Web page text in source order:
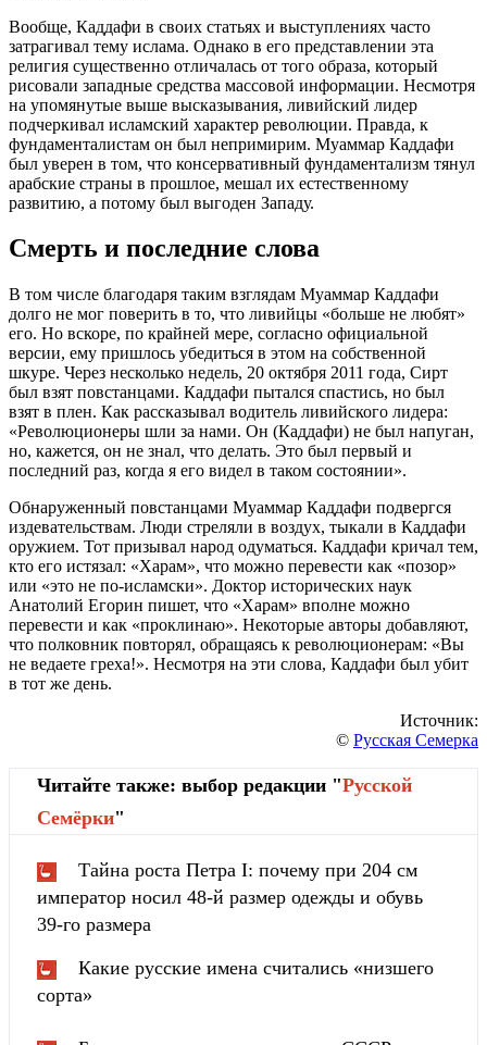
Вообще, Каддафи в своих статьях и выступлениях часто
затрагивал тему ислама. Однако в его представлении эта
религия существенно отличалась от того образа, который
рисовали западные средства массовой информации. Несмотря
на упомянутые выше высказывания, ливийский лидер
подчеркивал исламский характер революции. Правда, к
фундаменталистам он был непримирим. Муаммар Каддафи
был уверен в том, что консервативный фундаментализм тянул
арабские страны в прошлое, мешал их естественному
развитию, а потому был выгоден Западу.
Смерть и последние слова
В том числе благодаря таким взглядам Муаммар Каддафи
долго не мог поверить в то, что ливийцы «больше не любят»
его. Но вскоре, по крайней мере, согласно официальной
версии, ему пришлось убедиться в этом на собственной
шкуре. Через несколько недель, 20 октября 2011 года, Сирт
был взят повстанцами. Каддафи пытался спастись, но был
взят в плен. Как рассказывал водитель ливийского лидера:
«Революционеры шли за нами. Он (Каддафи) не был напуган,
но, кажется, он не знал, что делать. Это был первый и
последний раз, когда я его видел в таком состоянии».
Обнаруженный повстанцами Муаммар Каддафи подвергся
издевательствам. Люди стреляли в воздух, тыкали в Каддафи
оружием. Тот призывал народ одуматься. Каддафи кричал тем,
кто его истязал: «Харам», что можно перевести как «позор»
или «это не по-исламски». Доктор исторических наук
Анатолий Егорин пишет, что «Харам» вполне можно
перевести и как «проклинаю». Некоторые авторы добавляют,
что полковник повторял, обращаясь к революционерам: «Вы
не ведаете греха!». Несмотря на эти слова, Каддафи был убит
в тот же день.
Источник:
© Русская Семерка
Читайте также: выбор редакции "Русской
Cемёрки"
Тайна роста Петра I: почему при 204 см
император носил 48-й размер одежды и обувь
39-го размера
Какие русские имена считались «низшего
сорта»